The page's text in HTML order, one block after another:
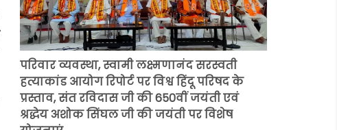
परिवार व्यवस्था, स्वामी लक्ष्मणानंद सरस्वती
हत्याकांड आयोग रिपोर्ट पर विश्व हिंदू परिषद के
प्रस्ताव, संत रविदास जी की 650वीं जयंती एवं
श्रद्धेय अशोक सिंघल जी की जयंती पर विशेष